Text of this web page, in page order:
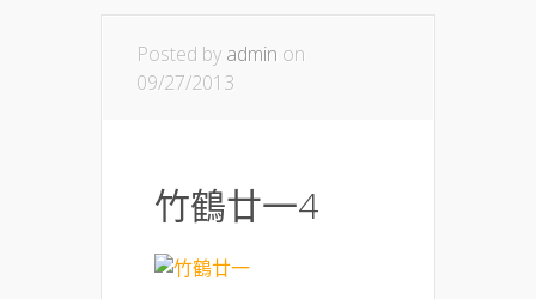
Posted by admin on
09/27/2013
竹鶴廿一4